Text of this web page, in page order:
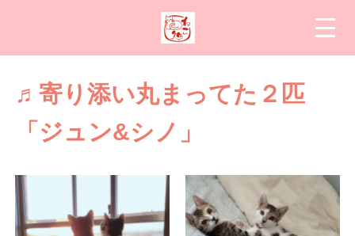
♬寄り添い丸まってた２匹
「ジュン&シノ」